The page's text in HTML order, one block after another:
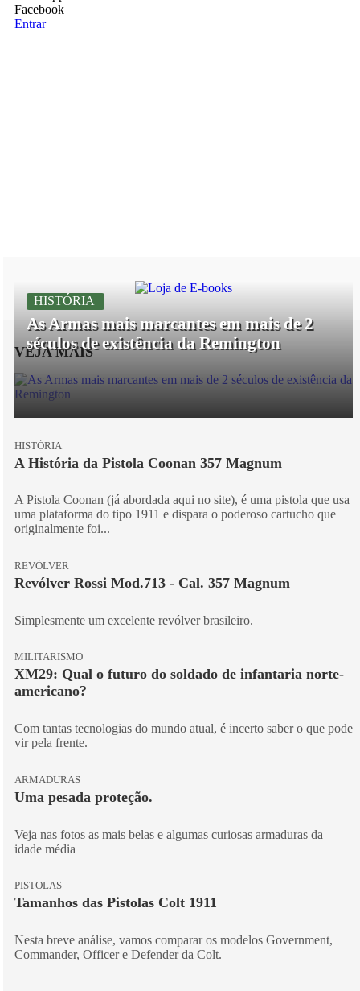
Facebook
Entrar
VEJA MAIS
HISTÓRIA
As Armas mais marcantes em mais de 2
séculos de existência da Remington
HISTÓRIA
A História da Pistola Coonan 357 Magnum
A Pistola Coonan (já abordada aqui no site), é uma pistola que usa
uma plataforma do tipo 1911 e dispara o poderoso cartucho que
originalmente foi...
REVÓLVER
Revólver Rossi Mod.713 - Cal. 357 Magnum
Simplesmente um excelente revólver brasileiro.
MILITARISMO
XM29: Qual o futuro do soldado de infantaria norte-
americano?
Com tantas tecnologias do mundo atual, é incerto saber o que pode
vir pela frente.
ARMADURAS
Uma pesada proteção.
Veja nas fotos as mais belas e algumas curiosas armaduras da
idade média
PISTOLAS
Tamanhos das Pistolas Colt 1911
Nesta breve análise, vamos comparar os modelos Government,
Commander, Officer e Defender da Colt.